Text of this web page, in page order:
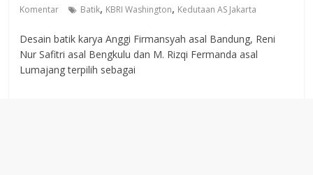
Komentar
Batik, KBRI Washington, Kedutaan AS Jakarta
Desain batik karya Anggi Firmansyah asal Bandung, Reni
Nur Safitri asal Bengkulu dan M. Rizqi Fermanda asal
Lumajang terpilih sebagai